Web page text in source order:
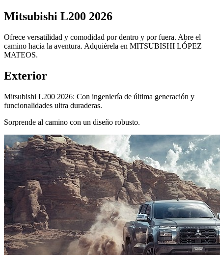
Mitsubishi L200 2026
Ofrece versatilidad y comodidad por dentro y por fuera. Abre el
camino hacia la aventura. Adquiérela en MITSUBISHI LÓPEZ
MATEOS.
Exterior
Mitsubishi L200 2026: Con ingeniería de última generación y
funcionalidades ultra duraderas.
Sorprende al camino con un diseño robusto.